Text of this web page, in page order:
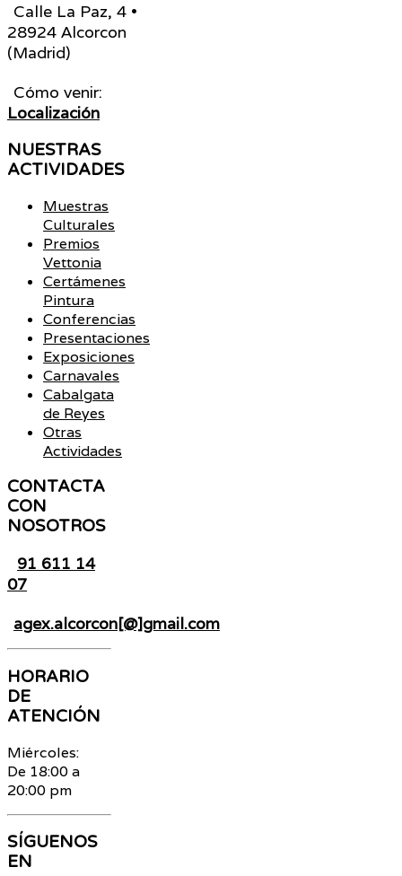
Calle La Paz, 4 •
28924 Alcorcon
(Madrid)
Cómo venir:
Localización
NUESTRAS
ACTIVIDADES
Muestras
Culturales
Premios
Vettonia
Certámenes
Pintura
Conferencias
Presentaciones
Exposiciones
Carnavales
Cabalgata
de Reyes
Otras
Actividades
CONTACTA
CON
NOSOTROS
91 611 14
07
agex.alcorcon[@]gmail.com
HORARIO
DE
ATENCIÓN
Miércoles:
De 18:00 a
20:00 pm
SÍGUENOS
EN